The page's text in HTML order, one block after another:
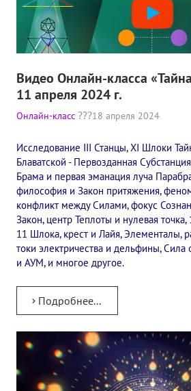
Видео Онлайн-класса
11 апреля 2024 г.
Онлайн-класс 18 апреля 2024
Исследование III Станцы, XI Шлоки
Блаватской - Первозданная
Брама и первая эманация луча
философия и Закон притяжения,
конфликт между Силами, фокус
Закон, центр Теплоты и нулевая
11 Шлока, крест и Лайя, Элементалы,
токи электричества и дельфины, Сила
и АУМ, и многое другое.
Подробнее...